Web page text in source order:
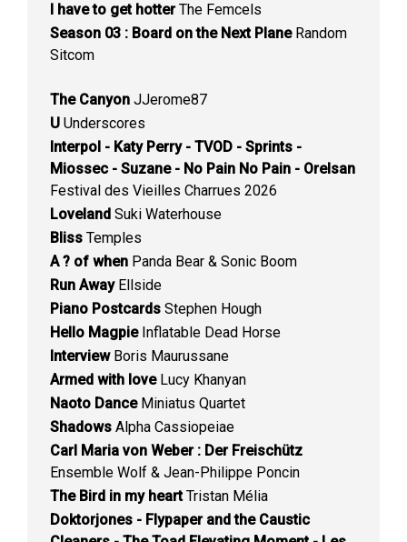
I have to get hotterThe Femcels
Season 03 : Board on the Next PlaneRandom
Sitcom
The Canyon JJerome87
U Underscores
Interpol - Katy Perry - TVOD - Sprints -
Miossec - Suzane - No Pain No Pain - Orelsan
Festival des Vieilles Charrues 2026
Loveland Suki Waterhouse
Bliss Temples
A ? of when Panda Bear & Sonic Boom
Run AwayEllside
Piano Postcards Stephen Hough
Hello MagpieInflatable Dead Horse
InterviewBoris Maurussane
Armed with loveLucy Khanyan
Naoto DanceMiniatus Quartet
Shadows Alpha Cassiopeiae
Carl Maria von Weber : Der Freischütz
Ensemble Wolf & Jean-Philippe Poncin
The Bird in my heartTristan Mélia
Doktorjones - Flypaper and the Caustic